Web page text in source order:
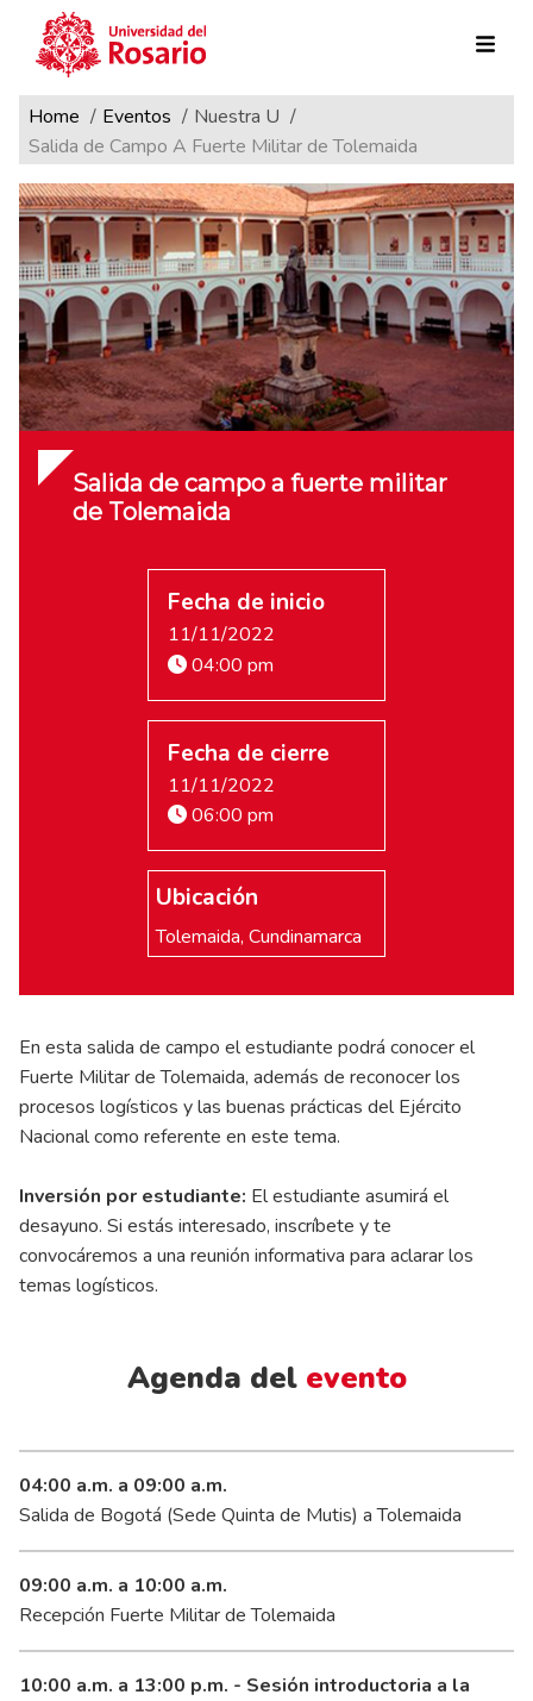
Pasar al contenido principal
Ruta de navegación
Home Eventos
Nuestra U
Salida de Campo A Fuerte Militar de Tolemaida
Salida de campo a fuerte militar
de Tolemaida
Fecha de inicio
11/11/2022
04:00 pm
Fecha de cierre
11/11/2022
06:00 pm
Ubicación
Tolemaida, Cundinamarca
En esta salida de campo el estudiante podrá conocer el
Fuerte Militar de Tolemaida, además de reconocer los
procesos logísticos y las buenas prácticas del Ejército
Nacional como referente en este tema.
Inversión por estudiante: El estudiante asumirá el
desayuno. Si estás interesado, inscríbete y te
convocáremos a una reunión informativa para aclarar los
temas logísticos.
Agenda del evento
04:00 a.m. a 09:00 a.m.
Salida de Bogotá (Sede Quinta de Mutis) a Tolemaida
09:00 a.m. a 10:00 a.m.
Recepción Fuerte Militar de Tolemaida
10:00 a.m. a 13:00 p.m. - Sesión introductoria a la